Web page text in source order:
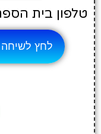
טלפון בית הספר: 02-
לחץ לשיחה